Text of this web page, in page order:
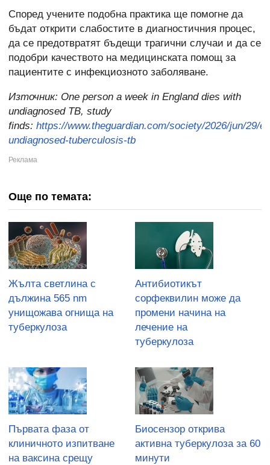
Според учените подобна практика ще помогне да
бъдат открити слабостите в диагностичния процес,
да се предотвратят бъдещи трагични случаи и да се
подобри качеството на медицинската помощ за
пациентите с инфекциозното заболяване.
Източник: One person a week in England dies with
undiagnosed TB, study
finds: https://www.theguardian.com/society/2026/jun/29/
undiagnosed-tuberculosis-tb
Още по темата:
Жълта светлина с
дължина 565 nm
унищожава огнища на
туберкулоза
Антибиотикът
сорфеквилин може да
промени начина на
лечение на
туберкулоза
Първата фаза от
клиничното изпитване
на ваксина срещу
Биосензор открива
активна туберкулоза за 60
минути